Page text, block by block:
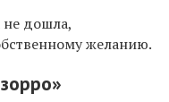
дошла,
желанию.